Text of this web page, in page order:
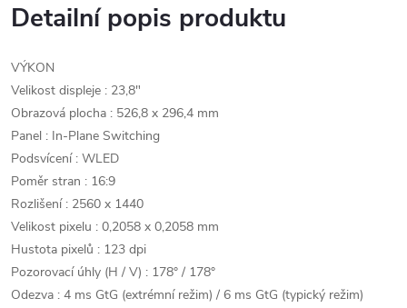
Detailní popis produktu
VÝKON
Velikost displeje : 23,8"
Obrazová plocha : 526,8 x 296,4 mm
Panel : In-Plane Switching
Podsvícení : WLED
Poměr stran : 16:9
Rozlišení : 2560 x 1440
Velikost pixelu : 0,2058 x 0,2058 mm
Hustota pixelů : 123 dpi
Pozorovací úhly (H / V) : 178° / 178°
Odezva : 4 ms GtG (extrémní režim) / 6 ms GtG (typický režim)